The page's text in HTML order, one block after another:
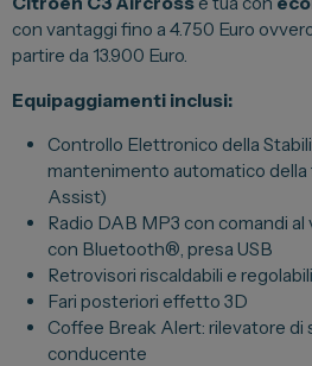
Fiat Professional
Citroen
Servizi
Auto Usate e Km Zero
Officina
Carrozzeria
con vantaggi fino a 4.750 Euro
partire da 13.900 Euro.
Equipaggiamenti inclusi:
Controllo Elettronico della
mantenimento automatico della
Assist)
Radio DAB MP3 con comandi
con Bluetooth®, presa USB
Retrovisori riscaldabili e
Fari posteriori effetto 3D
Coffee Break Alert: rilevatore di
conducente